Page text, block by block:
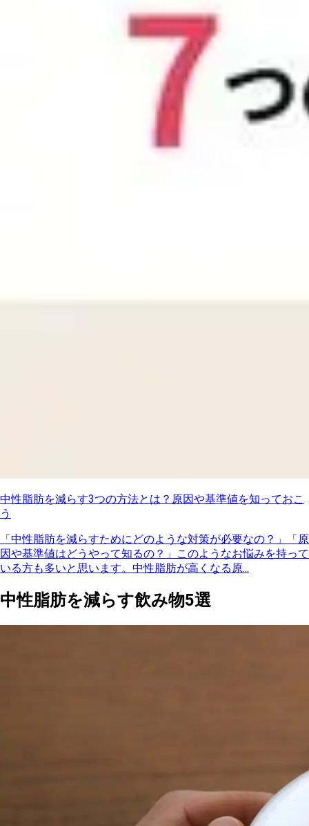
中性脂肪を減らす3つの方法とは？原因や基準値を知っておこ
う
「中性脂肪を減らすためにどのような対策が必要なの？」「原
因や基準値はどうやって知るの？」このようなお悩みを持って
いる方も多いと思います。中性脂肪が高くなる原...
中性脂肪を減らす飲み物5選